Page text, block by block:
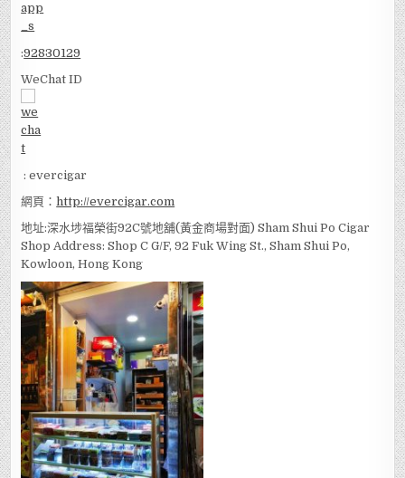
:92830129
WeChat ID
: evercigar
網頁：http://evercigar.com
地址:深水埗福榮街92C號地舖(黃金商場對面) Sham Shui Po Cigar
Shop Address: Shop C G/F, 92 Fuk Wing St., Sham Shui Po,
Kowloon, Hong Kong